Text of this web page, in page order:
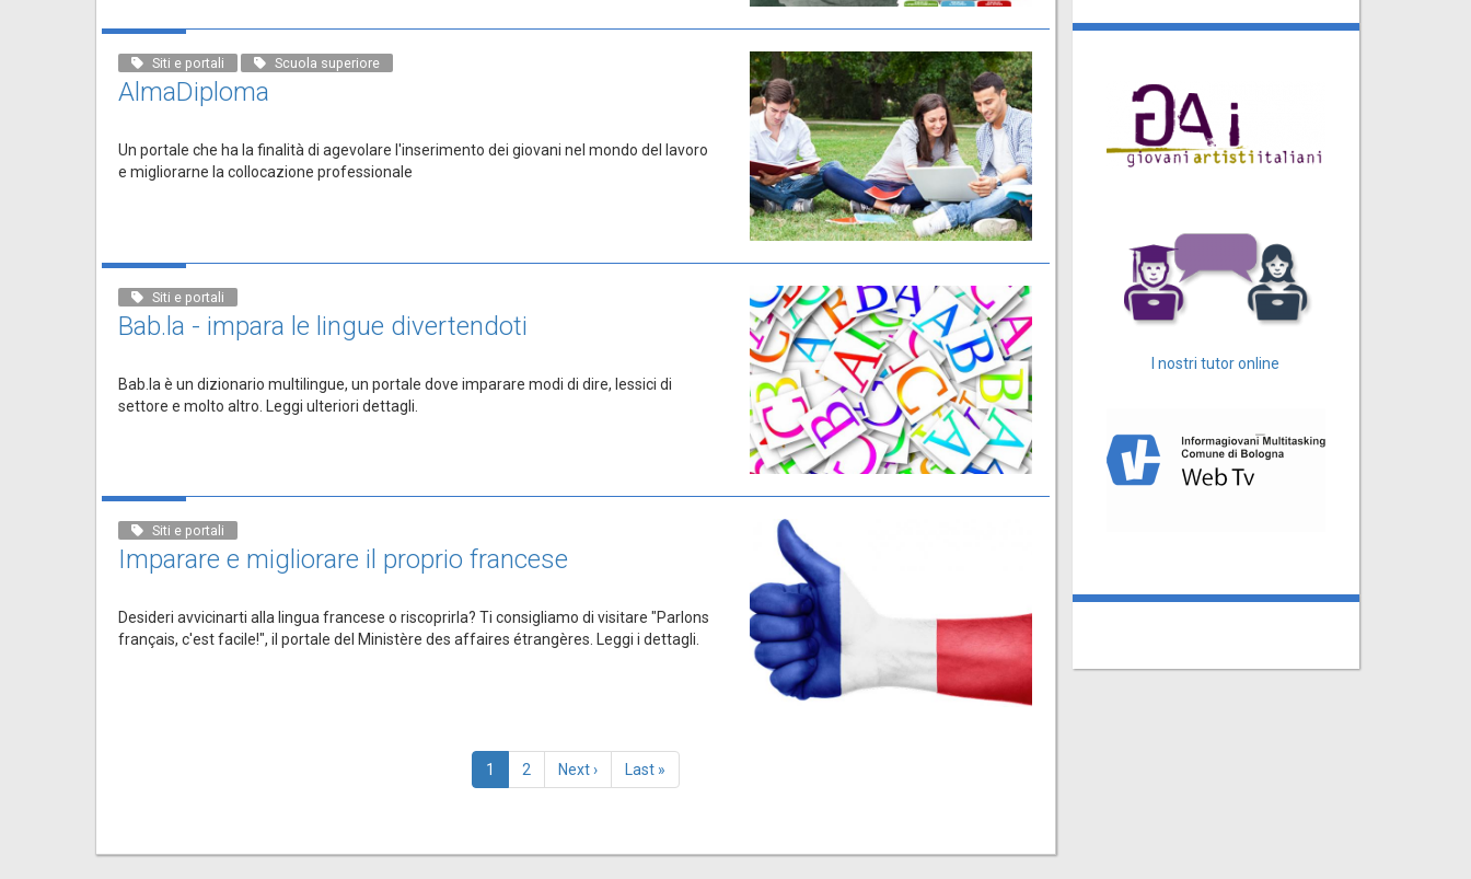
Siti e portali Scuola superiore
AlmaDiploma
Un portale che ha la finalità di agevolare l'inserimento dei giovani nel mondo del lavoro
e migliorarne la collocazione professionale
Siti e portali
Bab.la - impara le lingue divertendoti
Bab.la è un dizionario multilingue, un portale dove imparare modi di dire, lessici di
settore e molto altro. Leggi ulteriori dettagli.
Siti e portali
Imparare e migliorare il proprio francese
Desideri avvicinarti alla lingua francese o riscoprirla? Ti consigliamo di visitare "Parlons
français, c'est facile!", il portale del Ministère des affaires étrangères. Leggi i dettagli.
Pagina
attuale
1 Page
2
Pagina
successiva
Next ›
Last
page
Last »
I nostri tutor online